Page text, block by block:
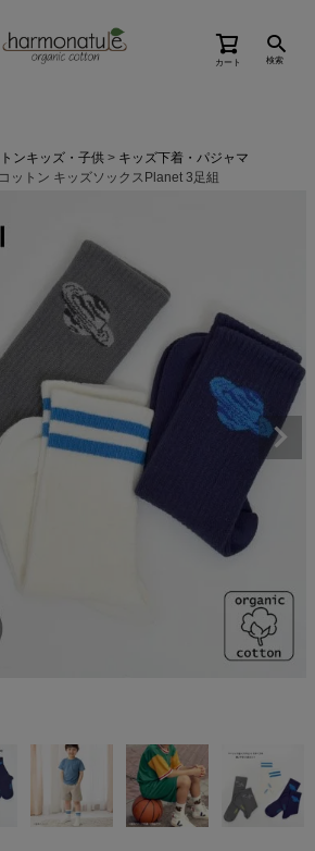
カート 検索
ンキッズ・子供
キッズ下着・パジャマ
ットン キッズソックスPlanet 3足組